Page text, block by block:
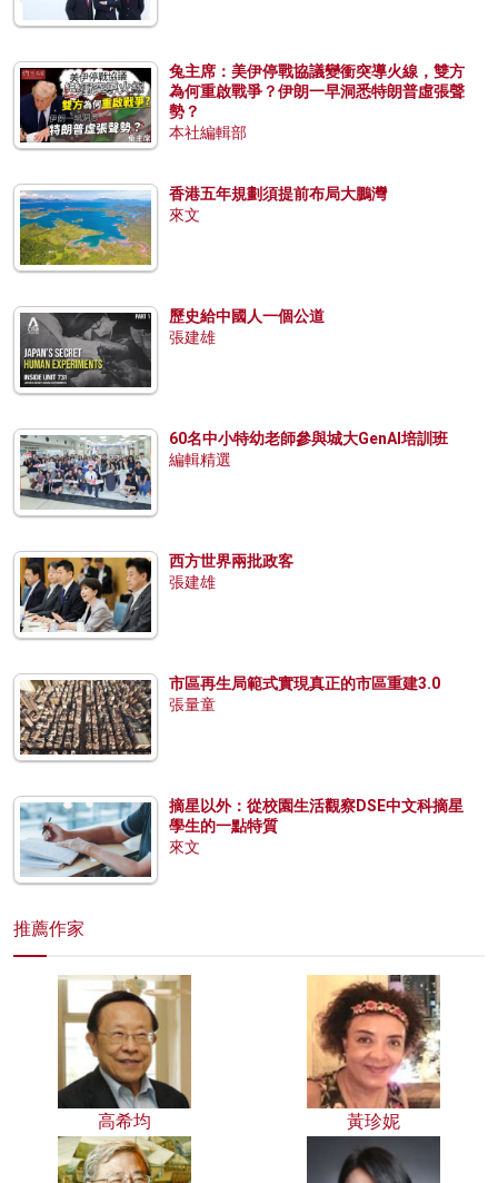
兔主席：美伊停戰協議變衝突導火線，雙方
為何重啟戰爭？伊朗一早洞悉特朗普虛張聲
勢？
本社編輯部
香港五年規劃須提前布局大鵬灣
來文
歷史給中國人一個公道
張建雄
60名中小特幼老師參與城大GenAI培訓班
編輯精選
西方世界兩批政客
張建雄
市區再生局範式實現真正的市區重建3.0
張量童
摘星以外：從校園生活觀察DSE中文科摘星
學生的一點特質
來文
推薦作家
高希均 黃珍妮